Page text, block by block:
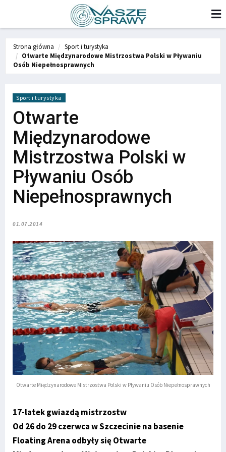
Strona główna
Sport i turystyka
Otwarte Międzynarodowe Mistrzostwa Polski w Pływaniu
Osób Niepełnosprawnych
Sport i turystyka
Otwarte
Międzynarodowe
Mistrzostwa Polski w
Pływaniu Osób
Niepełnosprawnych
01.07.2014
Otwarte Międzynarodowe Mistrzostwa Polski w Pływaniu Osób Niepełnosprawnych
17-latek gwiazdą mistrzostw
Od 26 do 29 czerwca w Szczecinie na basenie
Floating Arena odbyły się Otwarte